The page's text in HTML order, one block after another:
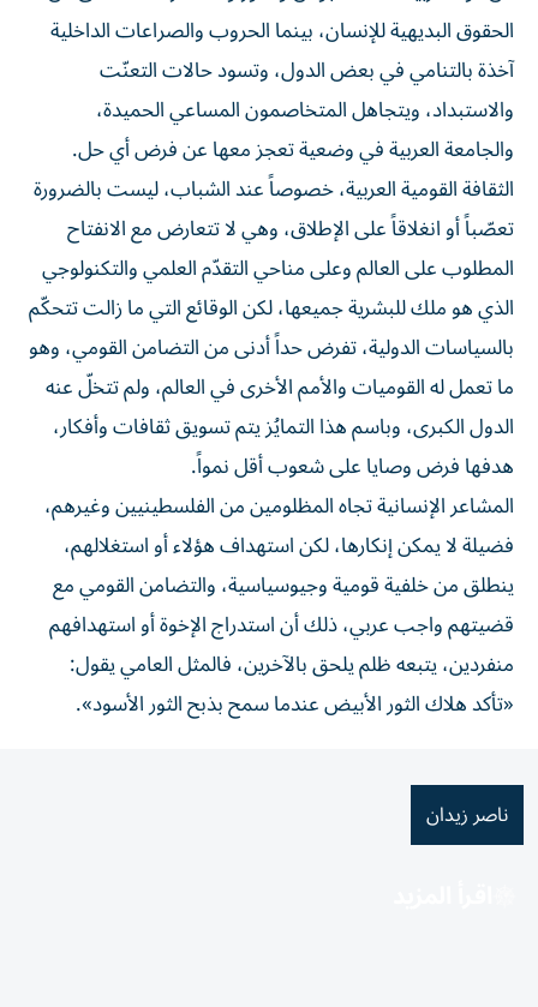
الحقوق البديهية للإنسان، بينما الحروب والصراعات الداخلية
آخذة بالتنامي في بعض الدول، وتسود حالات التعنّت
والاستبداد، ويتجاهل المتخاصمون المساعي الحميدة،
والجامعة العربية في وضعية تعجز معها عن فرض أي حل.
الثقافة القومية العربية، خصوصاً عند الشباب، ليست بالضرورة
تعصّباً أو انغلاقاً على الإطلاق، وهي لا تتعارض مع الانفتاح
المطلوب على العالم وعلى مناحي التقدّم العلمي والتكنولوجي
الذي هو ملك للبشرية جميعها، لكن الوقائع التي ما زالت تتحكّم
بالسياسات الدولية، تفرض حداً أدنى من التضامن القومي، وهو
ما تعمل له القوميات والأمم الأخرى في العالم، ولم تتخلّ عنه
الدول الكبرى، وباسم هذا التمايُز يتم تسويق ثقافات وأفكار،
هدفها فرض وصايا على شعوب أقل نمواً.
المشاعر الإنسانية تجاه المظلومين من الفلسطينيين وغيرهم،
فضيلة لا يمكن إنكارها، لكن استهداف هؤلاء أو استغلالهم،
ينطلق من خلفية قومية وجيوسياسية، والتضامن القومي مع
قضيتهم واجب عربي، ذلك أن استدراج الإخوة أو استهدافهم
منفردين، يتبعه ظلم يلحق بالآخرين، فالمثل العامي يقول:
«تأكد هلاك الثور الأبيض عندما سمح بذبح الثور الأسود».
ناصر زيدان